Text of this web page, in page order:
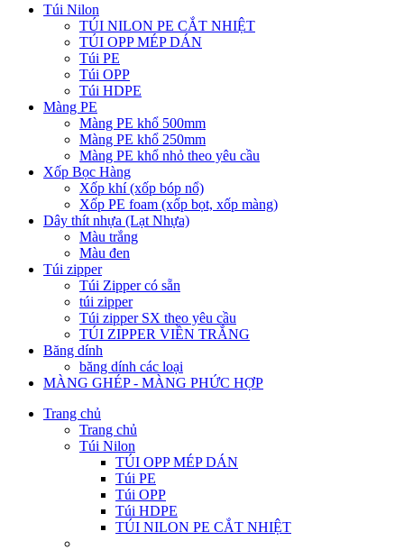
Túi Nilon
TÚI NILON PE CẮT NHIỆT
TÚI OPP MÉP DÁN
Túi PE
Túi OPP
Túi HDPE
Màng PE
Màng PE khổ 500mm
Màng PE khổ 250mm
Màng PE khổ nhỏ theo yêu cầu
Xốp Bọc Hàng
Xốp khí (xốp bóp nổ)
Xốp PE foam (xốp bọt, xốp màng)
Dây thít nhựa (Lạt Nhựa)
Màu trắng
Màu đen
Túi zipper
Túi Zipper có sẵn
túi zipper
Túi zipper SX theo yêu cầu
TÚI ZIPPER VIỀN TRẮNG
Băng dính
băng dính các loại
MÀNG GHÉP - MÀNG PHỨC HỢP
Trang chủ
Trang chủ
Túi Nilon
TÚI OPP MÉP DÁN
Túi PE
Túi OPP
Túi HDPE
TÚI NILON PE CẮT NHIỆT